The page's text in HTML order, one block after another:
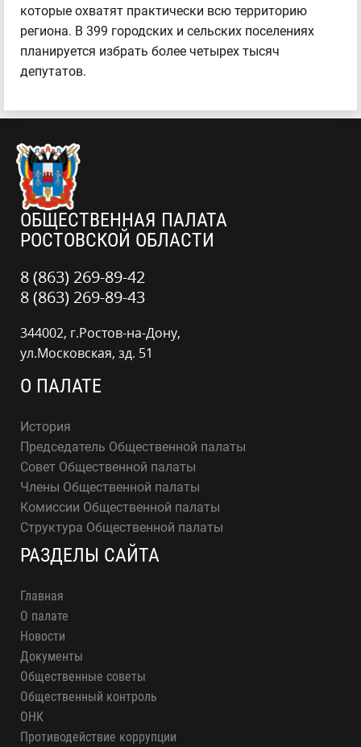
которые охватят практически всю территорию
региона. В 399 городских и сельских поселениях
планируется избрать более четырех тысяч
депутатов.
ОБЩЕСТВЕННАЯ ПАЛАТА
РОСТОВСКОЙ ОБЛАСТИ
8 (863) 269-89-42
8 (863) 269-89-43
344002, г.Ростов-на-Дону,
ул.Московская, зд. 51
О ПАЛАТЕ
История
Председатель Общественной палаты
Совет Общественной палаты
Члены Общественной палаты
Комиссии Общественной палаты
Структура Общественной палаты
РАЗДЕЛЫ САЙТА
Главная
О палате
Новости
Документы
Общественные советы
Общественный контроль
ОНК
Противодействие коррупции